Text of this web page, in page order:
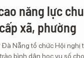
năng lực
xã, phường
Đà Nẵng tổ chức Hội nghị
bình dân học vụ số